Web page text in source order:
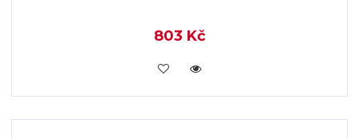
803 Kč
KOUPIT